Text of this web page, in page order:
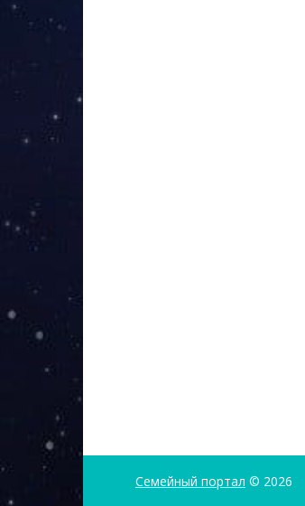
Семейный портал © 2026